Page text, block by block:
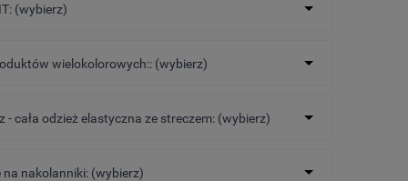
(wybierz)
wielokolorowych:: (wybierz)
- cała odzież elastyczna ze streczem: (wybierz)
na nakolanniki: (wybierz)